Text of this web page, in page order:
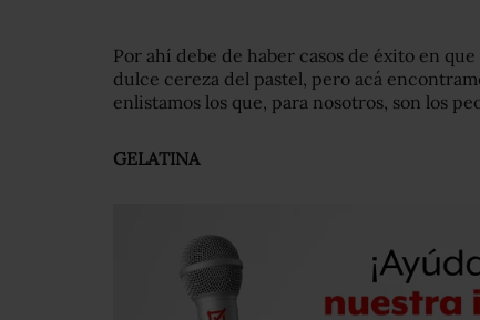
Por ahí debe de haber casos de éxito en
dulce cereza del pastel, pero acá
enlistamos los que, para nosotros, son los
GELATINA